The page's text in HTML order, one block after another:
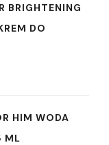
BRIGHTENING
DO
HIM WODA
ML